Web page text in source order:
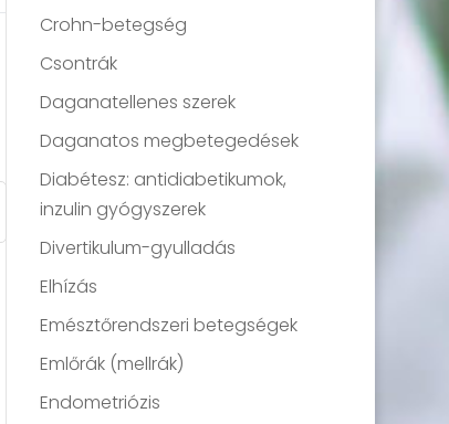
Crohn-betegség
Csontrák
Daganatellenes szerek
Daganatos megbetegedések
Diabétesz: antidiabetikumok,
inzulin gyógyszerek
Divertikulum-gyulladás
Elhízás
Emésztőrendszeri betegségek
Emlőrák (mellrák)
Endometriózis